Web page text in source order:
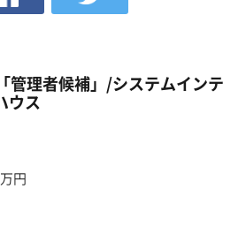
管理者候補」/システムインテ
ウス
円